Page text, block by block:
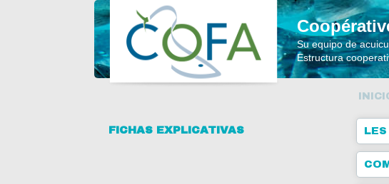
Su equipo de
Estructura
FICHAS EXPLICATIVAS